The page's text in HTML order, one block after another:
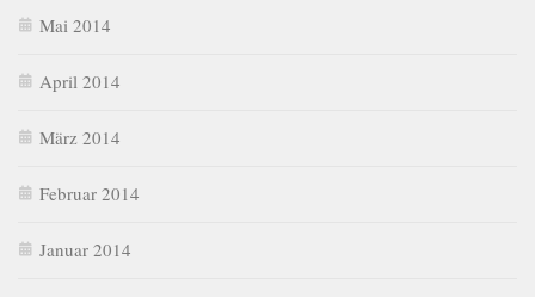
Mai 2014
April 2014
März 2014
Februar 2014
Januar 2014